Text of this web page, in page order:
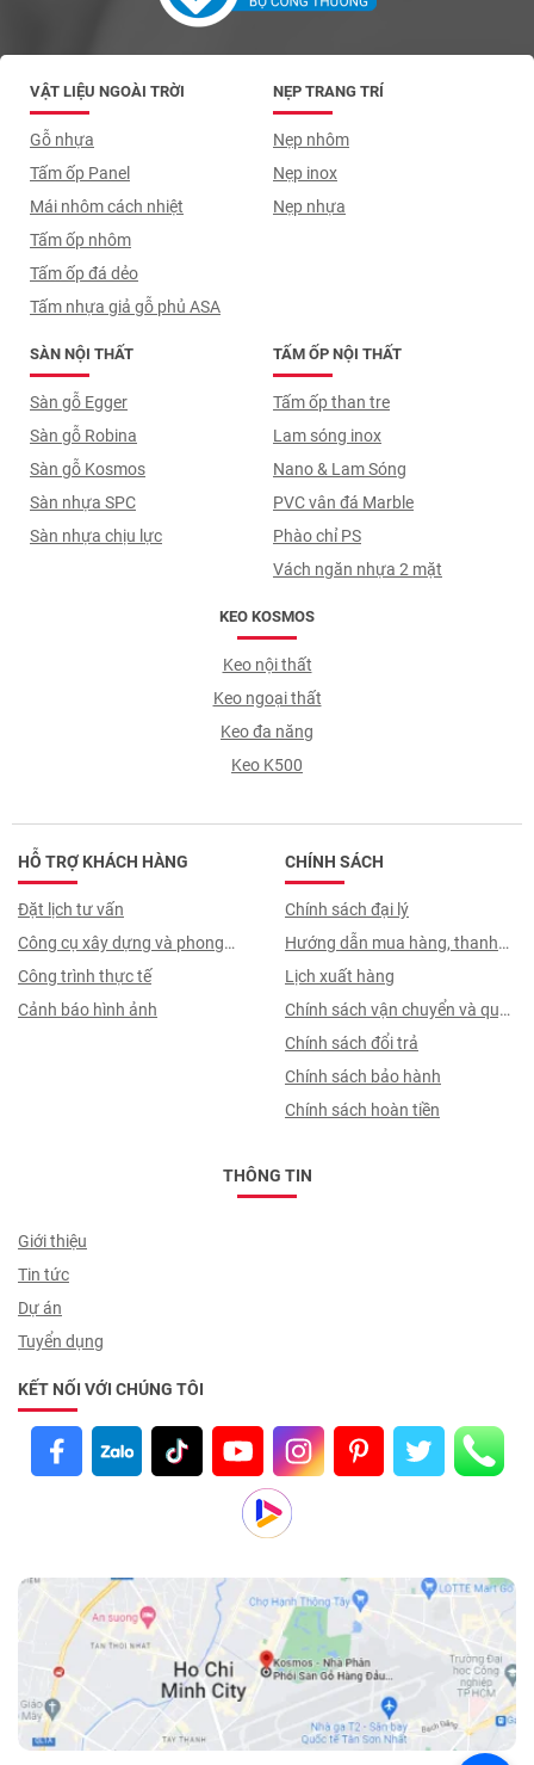
VẬT LIỆU NGOÀI TRỜI
Gỗ nhựa
Tấm ốp Panel
Mái nhôm cách nhiệt
Tấm ốp nhôm
Tấm ốp đá dẻo
Tấm nhựa giả gỗ phủ ASA
TẤM ỐP NỘI THẤT
Tấm ốp than tre
Lam sóng inox
Nano & Lam Sóng
PVC vân đá Marble
Phào chỉ PS
Vách ngăn nhựa 2 mặt
SÀN NỘI THẤT
Sàn gỗ Egger
Sàn gỗ Robina
Sàn gỗ Kosmos
Sàn nhựa SPC
Sàn nhựa chịu lực
NẸP TRANG TRÍ
Nẹp nhôm
Nẹp inox
Nẹp nhựa
KEO KOSMOS
Keo nội thất
Keo ngoại thất
Keo đa năng
Keo K500
HỖ TRỢ KHÁCH HÀNG
Đặt lịch tư vấn
Công cụ xây dựng và phong
thuỷ
Công trình thực tế
Cảnh báo hình ảnh
CHÍNH SÁCH
Chính sách đại lý
Hướng dẫn mua hàng, thanh
toán, quy trình ký hợp đồng
Lịch xuất hàng
Chính sách vận chuyển và quy
trình giao nhận
Chính sách đổi trả
Chính sách bảo hành
Chính sách hoàn tiền
THÔNG TIN
Giới thiệu
Tin tức
Dự án
Tuyển dụng
KẾT NỐI VỚI CHÚNG TÔI